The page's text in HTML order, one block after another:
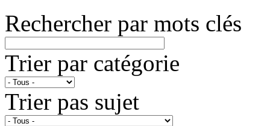
Rechercher par mots clés
Trier par catégorie
Trier pas sujet